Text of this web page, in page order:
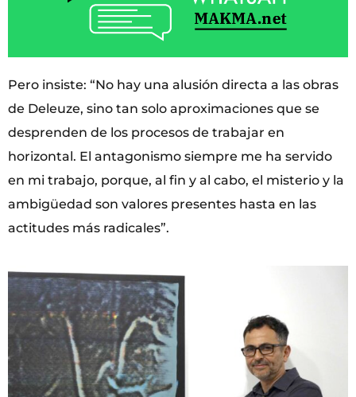
Pero insiste: “No hay una alusión directa a las obras
de Deleuze, sino tan solo aproximaciones que se
desprenden de los procesos de trabajar en
horizontal. El antagonismo siempre me ha servido
en mi trabajo, porque, al fin y al cabo, el misterio y la
ambigüedad son valores presentes hasta en las
actitudes más radicales”.